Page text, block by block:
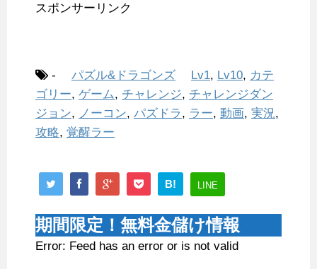
スポンサーリンク
- パズル&ドラゴンズ Lv1, Lv10, カテ
ゴリー, ゲーム, チャレンジ, チャレンジダン
ジョン, ノーコン, パズドラ , ラー, 動画, 実況,
攻略, 覚醒ラー
B! LINE
期間限定！無料金儲け情報
Error: Feed has an error or is not valid